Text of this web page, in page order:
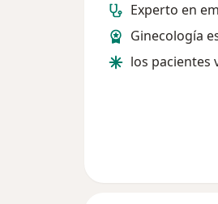
Experto en
Ginecología
los pacientes